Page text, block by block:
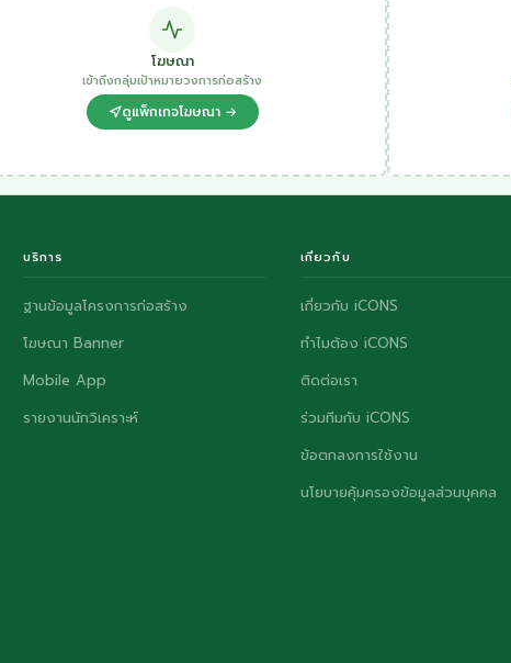
โฆษณา
เข้าถึงกลุ่มเป้าหมายวงการก่อสร้าง
ดูแพ็กเกจโฆษณา →
บริการ
ฐานข้อมูลโครงการก่อสร้าง
โฆษณา Banner
Mobile App
รายงานนักวิเคราะห์
เกี่ยวกับ
เกี่ยวกับ iCONS
ทำไมต้อง iCONS
ติดต่อเรา
ร่วมทีมกับ iCONS
ข้อตกลงการใช้งาน
นโยบายคุ้มครองข้อมูลส่วนบุคคล